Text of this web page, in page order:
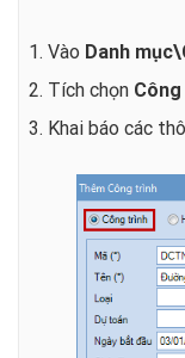
1. Vào Danh
2. Tích chọn
3. Khai báo các